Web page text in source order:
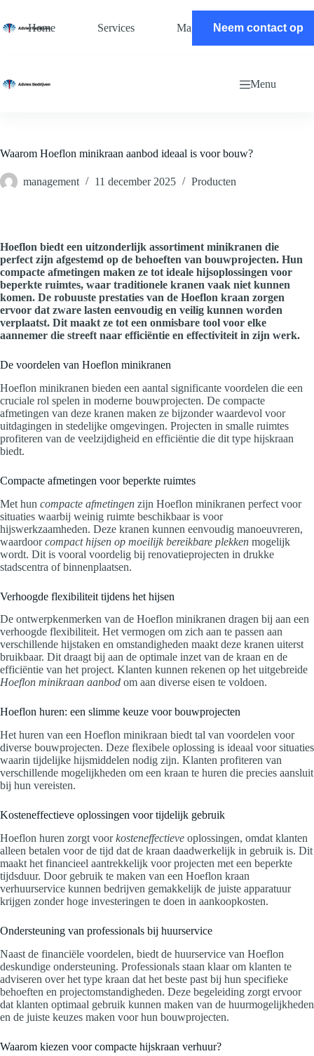
de
Home Services Magazine Contact
Neem contact op
Menu
Waarom Hoeflon minikraan aanbod ideaal is voor bouw?
management 11 december 2025 Producten
Hoeflon biedt een uitzonderlijk assortiment minikranen die
perfect zijn afgestemd op de behoeften van bouwprojecten. Hun
compacte afmetingen maken ze tot ideale hijsoplossingen voor
beperkte ruimtes, waar traditionele kranen vaak niet kunnen
komen. De robuuste prestaties van de Hoeflon kraan zorgen
ervoor dat zware lasten eenvoudig en veilig kunnen worden
verplaatst. Dit maakt ze tot een onmisbare tool voor elke
aannemer die streeft naar efficiëntie en effectiviteit in zijn werk.
De voordelen van Hoeflon minikranen
Hoeflon minikranen bieden een aantal significante voordelen die een
cruciale rol spelen in moderne bouwprojecten. De compacte
afmetingen van deze kranen maken ze bijzonder waardevol voor
uitdagingen in stedelijke omgevingen. Projecten in smalle ruimtes
profiteren van de veelzijdigheid en efficiëntie die dit type hijskraan
biedt.
Compacte afmetingen voor beperkte ruimtes
Met hun compacte afmetingen zijn Hoeflon minikranen perfect voor
situaties waarbij weinig ruimte beschikbaar is voor
hijswerkzaamheden. Deze kranen kunnen eenvoudig manoeuvreren,
waardoorcompact hijsen op moeilijk bereikbare plekken mogelijk
wordt. Dit is vooral voordelig bij renovatieprojecten in drukke
stadscentra of binnenplaatsen.
Verhoogde flexibiliteit tijdens het hijsen
De ontwerpkenmerken van de Hoeflon minikranen dragen bij aan een
verhoogde flexibiliteit. Het vermogen om zich aan te passen aan
verschillende hijstaken en omstandigheden maakt deze kranen uiterst
bruikbaar. Dit draagt bij aan de optimale inzet van de kraan en de
efficiëntie van het project. Klanten kunnen rekenen op het uitgebreide
Hoeflon minikraan aanbod om aan diverse eisen te voldoen.
Hoeflon huren: een slimme keuze voor bouwprojecten
Het huren van een Hoeflon minikraan biedt tal van voordelen voor
diverse bouwprojecten. Deze flexibele oplossing is ideaal voor situaties
waarin tijdelijke hijsmiddelen nodig zijn. Klanten profiteren van
verschillende mogelijkheden om een kraan te huren die precies aansluit
bij hun vereisten.
Kosteneffectieve oplossingen voor tijdelijk gebruik
Hoeflon huren zorgt voorkosteneffectieve oplossingen, omdat klanten
alleen betalen voor de tijd dat de kraan daadwerkelijk in gebruik is. Dit
maakt het financieel aantrekkelijk voor projecten met een beperkte
tijdsduur. Door gebruik te maken van een Hoeflon kraan
verhuurservice kunnen bedrijven gemakkelijk de juiste apparatuur
krijgen zonder hoge investeringen te doen in aankoopkosten.
Ondersteuning van professionals bij huurservice
Naast de financiële voordelen, biedt de huurservice van Hoeflon
deskundige ondersteuning. Professionals staan klaar om klanten te
adviseren over het type kraan dat het beste past bij hun specifieke
behoeften en projectomstandigheden. Deze begeleiding zorgt ervoor
dat klanten optimaal gebruik kunnen maken van de huurmogelijkheden
en de juiste keuzes maken voor hun bouwprojecten.
Waarom kiezen voor compacte hijskraan verhuur?